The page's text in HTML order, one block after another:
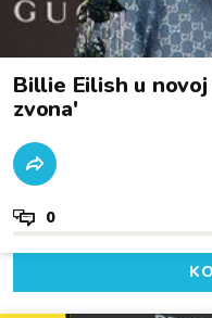
Billie Eilish u
zvona'
0